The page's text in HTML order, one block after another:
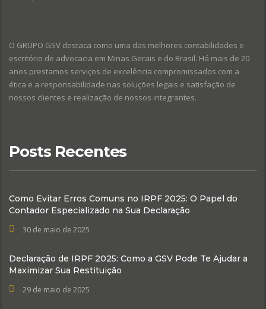
O GRUPO GSV destaca como uma das melhores contabilidades e
escritório de advocacia em Minas Gerais e do Brasil. Há mais de 20
anos prestamos serviços de excelência compromissados com a
ética e a responsabilidade nas soluções legais e satisfação de
nossos clientes e realização de nossos integrantes.
Posts Recentes
Como Evitar Erros Comuns no IRPF 2025: O Papel do
Contador Especializado na Sua Declaração
30 de maio de 2025
Declaração de IRPF 2025: Como a GSV Pode Te Ajudar a
Maximizar Sua Restituição
29 de maio de 2025